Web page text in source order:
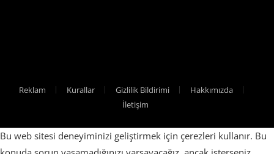
Reklam Kurallar Gizlilik Bildirimi
Hakkımızda
İletişim
Bu web sitesi deneyiminizi geliştirmek için çerezleri kullanır. Bu